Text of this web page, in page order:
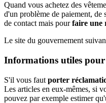
Quand vous achetez des
d'un problème de paiement, de
de contact mais pourfaire une
Le site du gouvernement
Informations utiles
S'il vous faut porter
Les articles en eux-mêmes, si
pouvez par exemple estimer